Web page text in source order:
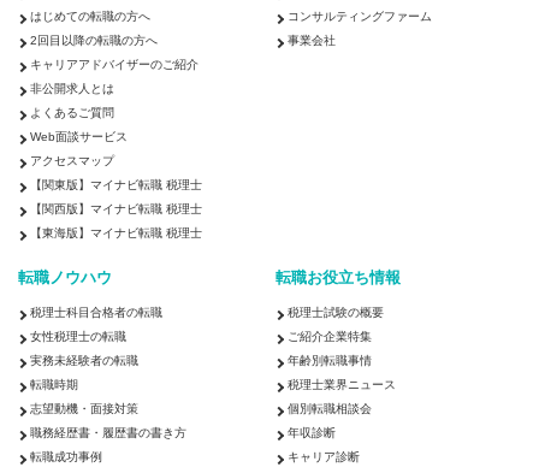
はじめての転職の方へ
2回目以降の転職の方へ
キャリアアドバイザーのご紹介
非公開求人とは
よくあるご質問
Web面談サービス
アクセスマップ
【関東版】マイナビ転職 税理士
【関西版】マイナビ転職 税理士
【東海版】マイナビ転職 税理士
コンサルティングファーム
事業会社
転職ノウハウ
税理士科目合格者の転職
女性税理士の転職
実務未経験者の転職
転職時期
志望動機・面接対策
職務経歴書・履歴書の書き方
転職成功事例
転職お役立ち情報
税理士試験の概要
ご紹介企業特集
年齢別転職事情
税理士業界ニュース
個別転職相談会
年収診断
キャリア診断